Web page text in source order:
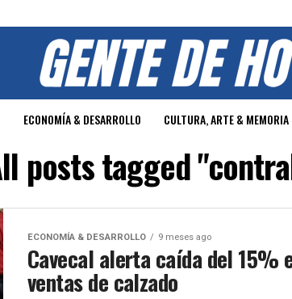
ECONOMÍA & DESARROLLO CULTURA, ARTE & MEMORIA
posts tagged
ECONOMÍA & DESARROLLO 9 meses ago
Cavecal alerta caída del 15%
ventas de calzado